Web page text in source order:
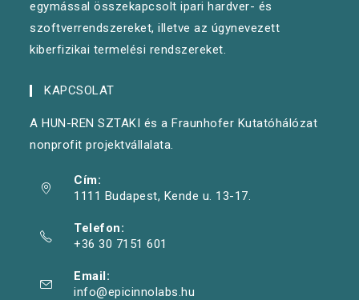
egymással összekapcsolt ipari hardver- és
szoftverrendszereket, illetve az úgynevezett
kiberfizikai termelési rendszereket.
KAPCSOLAT
A HUN-REN SZTAKI és a Fraunhofer Kutatóhálózat
nonprofit projektvállalata.
Cím:
1111 Budapest, Kende u. 13-17.
Telefon:
+36 30 7151 601
Email:
info@epicinnolabs.hu